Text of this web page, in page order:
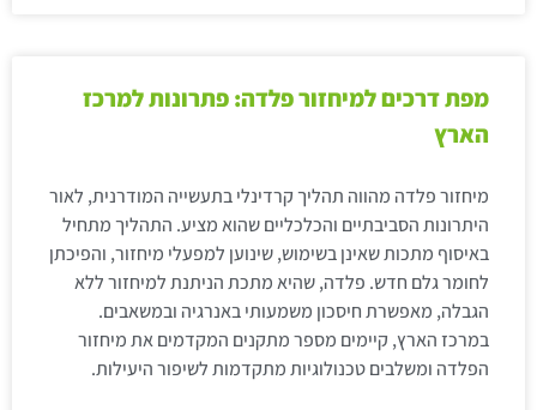
מפת דרכים למיחזור פלדה: פתרונות למרכז
הארץ
מיחזור פלדה מהווה תהליך קרדינלי בתעשייה המודרנית, לאור
היתרונות הסביבתיים והכלכליים שהוא מציע. התהליך מתחיל
באיסוף מתכות שאינן בשימוש, שינוען למפעלי מיחזור, והפיכתן
לחומר גלם חדש. פלדה, שהיא מתכת הניתנת למיחזור ללא
הגבלה, מאפשרת חיסכון משמעותי באנרגיה ובמשאבים.
במרכז הארץ, קיימים מספר מתקנים המקדמים את מיחזור
הפלדה ומשלבים טכנולוגיות מתקדמות לשיפור היעילות.